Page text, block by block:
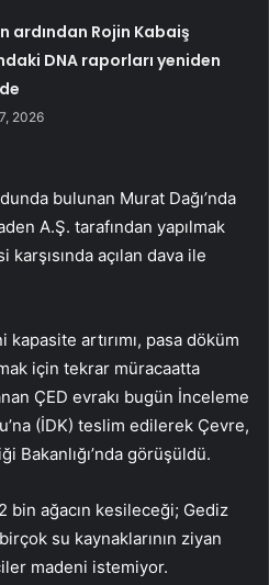
ardından Rojin Kabaiş
DNA raporları yeniden
2026
bulunan Murat Dağı’nda
A.Ş. tarafından yapılmak
açılan dava ile
artırımı, pasa döküm
için tekrar müracaatta
ÇED evrakı bugün İnceleme
(İDK) teslim edilerek Çevre,
Bakanlığı’nda görüşüldü.
bin ağacın kesileceği; Gediz
su kaynaklarının ziyan
madeni istemiyor.